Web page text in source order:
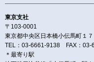
東京支社
〒103-0001
東京都中央区日本橋小伝馬町１
TEL：03-6661-9138 FAX：03-
＊最寄り駅